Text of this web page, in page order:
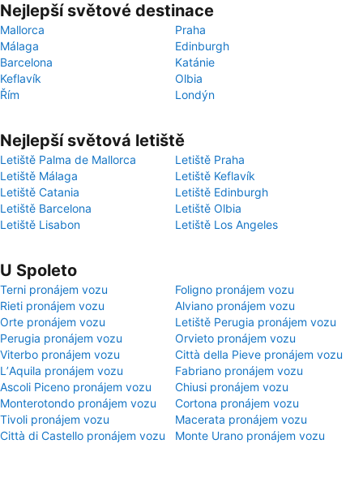
Nejlepší světové destinace
Mallorca
Praha
Málaga
Edinburgh
Barcelona
Katánie
Keflavík
Olbia
Řím
Londýn
Nejlepší světová letiště
Letiště Palma de Mallorca
Letiště Praha
Letiště Málaga
Letiště Keflavík
Letiště Catania
Letiště Edinburgh
Letiště Barcelona
Letiště Olbia
Letiště Lisabon
Letiště Los Angeles
U Spoleto
Terni pronájem vozu
Foligno pronájem vozu
Rieti pronájem vozu
Alviano pronájem vozu
Orte pronájem vozu
Letiště Perugia pronájem vozu
Perugia pronájem vozu
Orvieto pronájem vozu
Viterbo pronájem vozu
Città della Pieve pronájem vozu
LʼAquila pronájem vozu
Fabriano pronájem vozu
Ascoli Piceno pronájem vozu
Chiusi pronájem vozu
Monterotondo pronájem vozu
Cortona pronájem vozu
Tivoli pronájem vozu
Macerata pronájem vozu
Città di Castello pronájem vozu
Monte Urano pronájem vozu